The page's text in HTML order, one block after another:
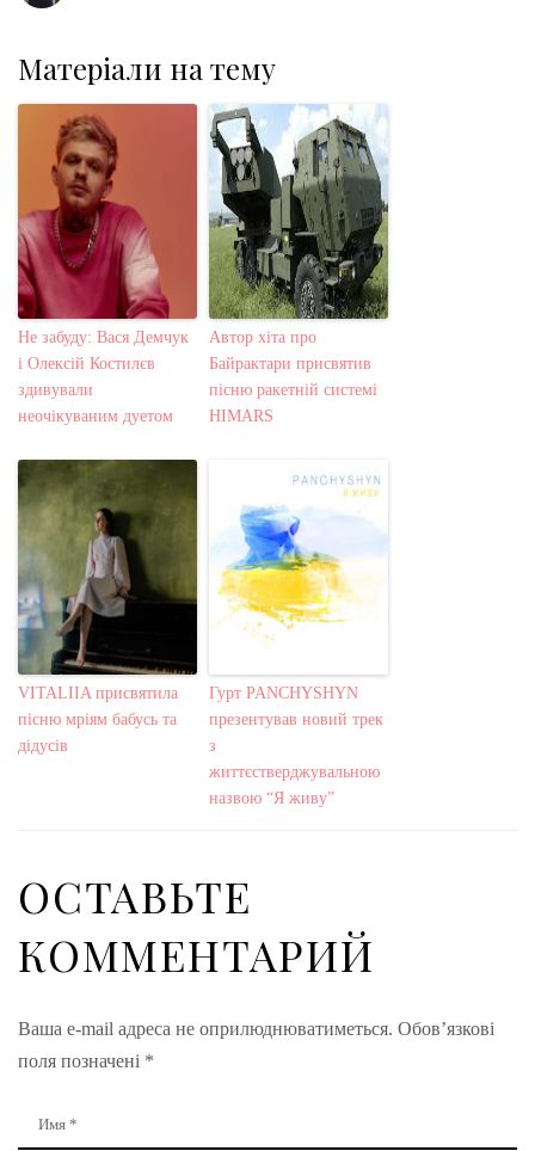
Матеріали на тему
Не забуду: Вася Демчук
і Олексій Костилєв
здивували
неочікуваним дуетом
Автор хіта про
Байрактари присвятив
пісню ракетній системі
HIMARS
VITALIIA присвятила
пісню мріям бабусь та
дідусів
Гурт PANCHYSHYN
презентував новий трек
з
життєстверджувальною
назвою “Я живу”
ОСТАВЬТЕ
КОММЕНТАРИЙ
Ваша e-mail адреса не оприлюднюватиметься. Обов’язкові
поля позначені *